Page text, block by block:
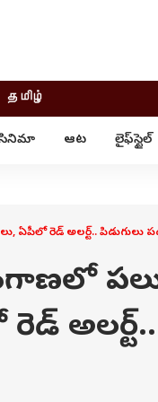
தமிழ்
ఆట లైఫ్‌స్టైల్‌
ఓటీటీ-వెబ్‌సిరీస్‌
ట్రెండింగ్
INDIA AT 2047
ఏపీలో రెడ్ అలర్ట్..
అలర్ట్..